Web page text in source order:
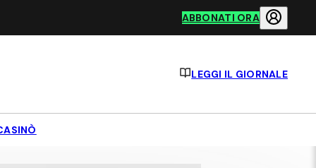
ABBONATI ORA
LEGGI IL GIORNALE